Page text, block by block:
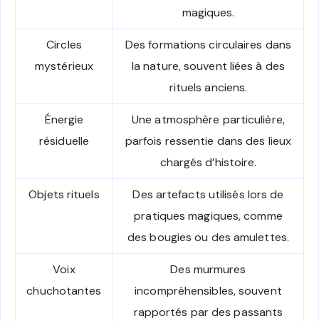
magiques.
Circles
mystérieux
Des formations circulaires dans
la nature, souvent liées à des
rituels anciens.
Énergie
résiduelle
Une atmosphère particulière,
parfois ressentie dans des lieux
chargés d’histoire.
Objets rituels
Des artefacts utilisés lors de
pratiques magiques, comme
des bougies ou des amulettes.
Voix
chuchotantes
Des murmures
incompréhensibles, souvent
rapportés par des passants